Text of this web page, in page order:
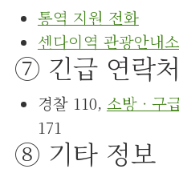
통역 지원 전화
센다이역 관광안내소
⑦ 긴급 연락처
경찰 110, 소방 · 구
171
⑧ 기타 정보